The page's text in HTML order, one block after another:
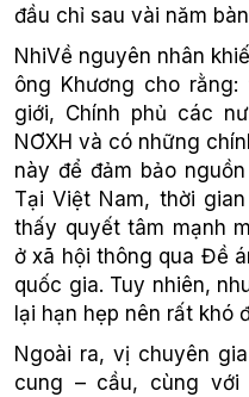
đầu chỉ sau vài năm
NhiVề nguyên nhân
ông Khương cho
giới, Chính phủ các
NƠXH và có những
này để đảm bảo
Tại Việt Nam, thời
thấy quyết tâm mạnh
ở xã hội thông qua Đề
quốc gia. Tuy nhiên,
lại hạn hẹp nên rất khó
Ngoài ra, vị chuyên
cung – cầu, cùng với